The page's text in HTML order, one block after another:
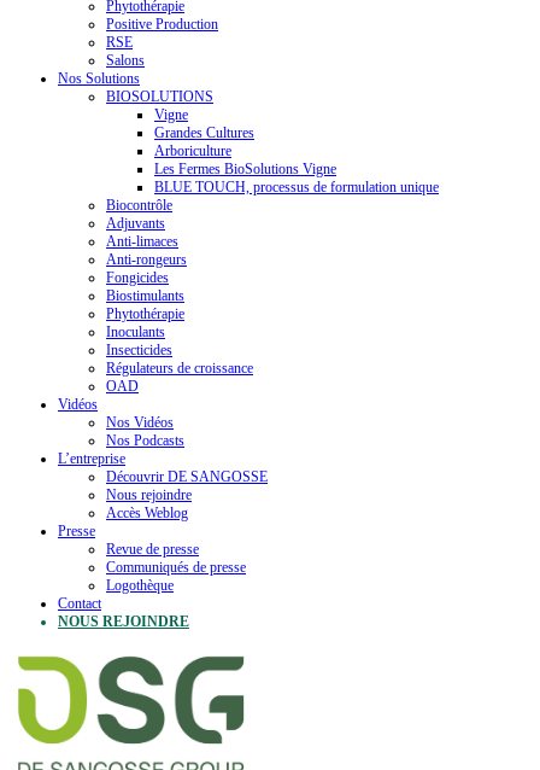
Phytothérapie
Positive Production
RSE
Salons
Nos Solutions
BIOSOLUTIONS
Vigne
Grandes Cultures
Arboriculture
Les Fermes BioSolutions Vigne
BLUE TOUCH, processus de formulation unique
Biocontrôle
Adjuvants
Anti-limaces
Anti-rongeurs
Fongicides
Biostimulants
Phytothérapie
Inoculants
Insecticides
Régulateurs de croissance
OAD
Vidéos
Nos Vidéos
Nos Podcasts
L’entreprise
Découvrir DE SANGOSSE
Nous rejoindre
Accès Weblog
Presse
Revue de presse
Communiqués de presse
Logothèque
Contact
NOUS REJOINDRE